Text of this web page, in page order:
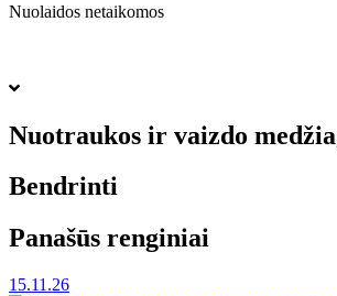
Nuolaidos netaikomos
Nuotraukos ir vaizdo
Bendrinti
Panašūs renginiai
15.11.26